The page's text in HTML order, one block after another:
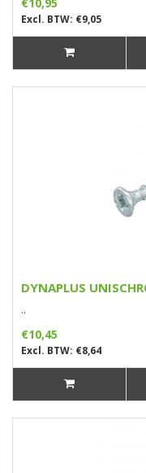
Excl. BTW: €9,05
DYNAPLUS
..
€10,45
Excl. BTW: €8,64